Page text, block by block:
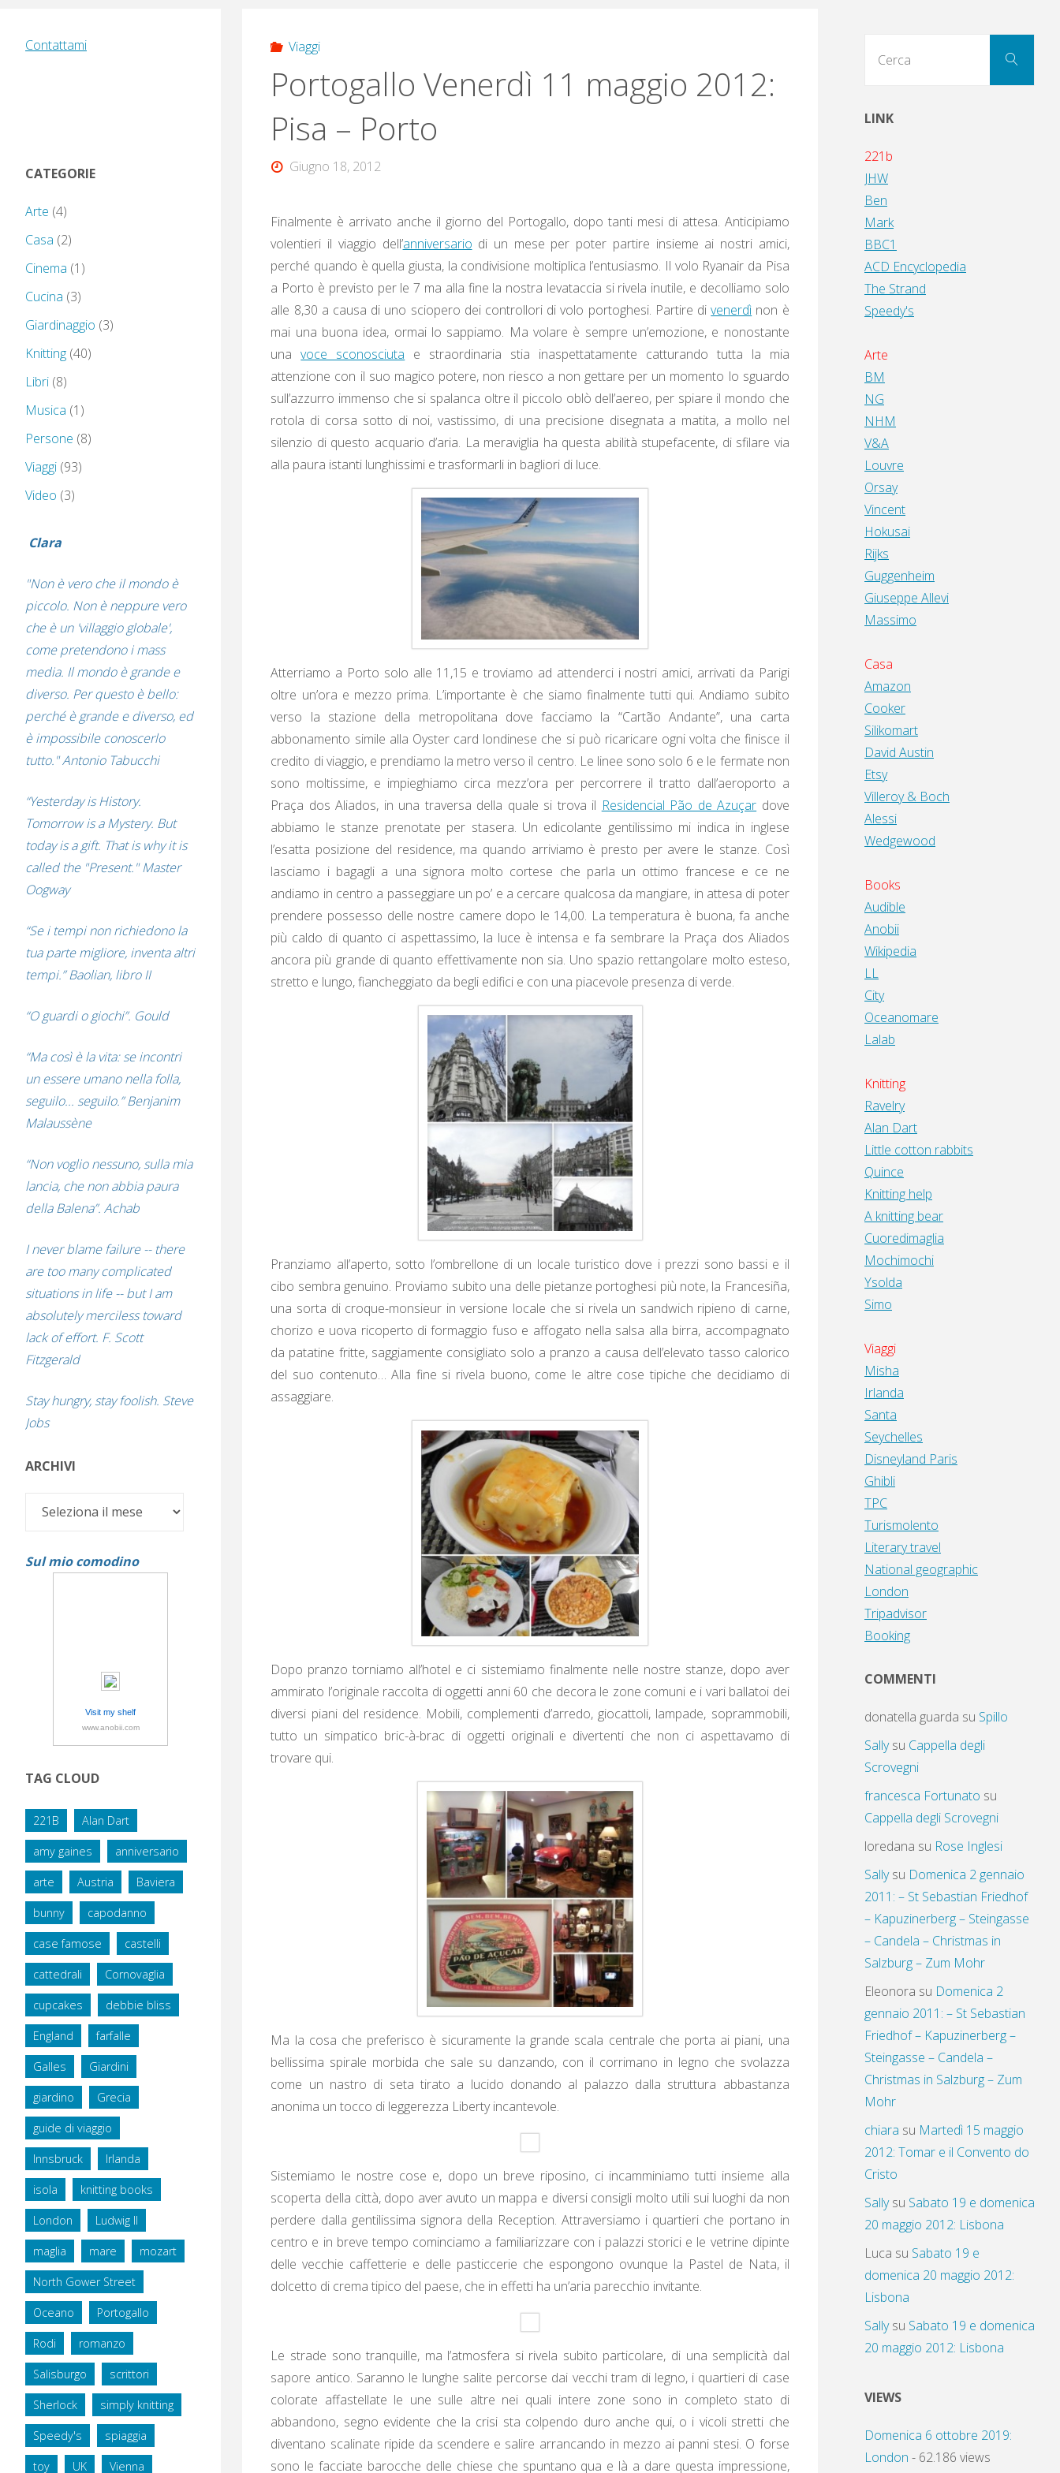
Viaggi
Portogallo Venerdì 11 maggio 2012:
Pisa – Porto
Giugno 18, 2012
Finalmente è arrivato anche il giorno del Portogallo, dopo tanti mesi di attesa. Anticipiamo
volentieri il viaggio dell’anniversario di un mese per poter partire insieme ai nostri amici,
perché quando è quella giusta, la condivisione moltiplica l’entusiasmo. Il volo Ryanair da Pisa
a Porto è previsto per le 7 ma alla fine la nostra levataccia si rivela inutile, e decolliamo solo
alle 8,30 a causa di uno sciopero dei controllori di volo portoghesi. Partire divenerdì non è
mai una buona idea, ormai lo sappiamo. Ma volare è sempre un’emozione, e nonostante
unavoce sconosciuta e straordinaria stia inaspettatamente catturando tutta la mia
attenzione con il suo magico potere, non riesco a non gettare per un momento lo sguardo
sull’azzurro immenso che si spalanca oltre il piccolo oblò dell’aereo, per spiare il mondo che
rotola di corsa sotto di noi, vastissimo, di una precisione disegnata a matita, a mollo nel
silenzio di questo acquario d’aria. La meraviglia ha questa abilità stupefacente, di sfilare via
alla paura istanti lunghissimi e trasformarli in bagliori di luce.
Atterriamo a Porto solo alle 11,15 e troviamo ad attenderci i nostri amici, arrivati da Parigi
oltre un’ora e mezzo prima. L’importante è che siamo finalmente tutti qui. Andiamo subito
verso la stazione della metropolitana dove facciamo la “Cartão Andante”, una carta
abbonamento simile alla Oyster card londinese che si può ricaricare ogni volta che finisce il
credito di viaggio, e prendiamo la metro verso il centro. Le linee sono solo 6 e le fermate non
sono moltissime, e impieghiamo circa mezz’ora per percorrere il tratto dall’aeroporto a
Praça dos Aliados, in una traversa della quale si trova il Residencial Pão de Azuçar dove
abbiamo le stanze prenotate per stasera. Un edicolante gentilissimo mi indica in inglese
l’esatta posizione del residence, ma quando arriviamo è presto per avere le stanze. Così
lasciamo i bagagli a una signora molto cortese che parla un ottimo francese e ce ne
andiamo in centro a passeggiare un po’ e a cercare qualcosa da mangiare, in attesa di poter
prendere possesso delle nostre camere dopo le 14,00. La temperatura è buona, fa anche
più caldo di quanto ci aspettassimo, la luce è intensa e fa sembrare la Praça dos Aliados
ancora più grande di quanto effettivamente non sia. Uno spazio rettangolare molto esteso,
stretto e lungo, fiancheggiato da begli edifici e con una piacevole presenza di verde.
Pranziamo all’aperto, sotto l’ombrellone di un locale turistico dove i prezzi sono bassi e il
cibo sembra genuino. Proviamo subito una delle pietanze portoghesi più note, la Francesiña,
una sorta di croque-monsieur in versione locale che si rivela un sandwich ripieno di carne,
chorizo e uova ricoperto di formaggio fuso e affogato nella salsa alla birra, accompagnato
da patatine fritte, saggiamente consigliato solo a pranzo a causa dell’elevato tasso calorico
del suo contenuto… Alla fine si rivela buono, come le altre cose tipiche che decidiamo di
assaggiare.
Dopo pranzo torniamo all’hotel e ci sistemiamo finalmente nelle nostre stanze, dopo aver
ammirato l’originale raccolta di oggetti anni 60 che decora le zone comuni e i vari ballatoi dei
diversi piani del residence. Mobili, complementi d’arredo, giocattoli, lampade, soprammobili,
tutto un simpatico bric-à-brac di oggetti originali e divertenti che non ci aspettavamo di
trovare qui.
Ma la cosa che preferisco è sicuramente la grande scala centrale che porta ai piani, una
bellissima spirale morbida che sale su danzando, con il corrimano in legno che svolazza
come un nastro di seta tirato a lucido donando al palazzo dalla struttura abbastanza
anonima un tocco di leggerezza Liberty incantevole.
Sistemiamo le nostre cose e, dopo un breve riposino, ci incamminiamo tutti insieme alla
scoperta della città, dopo aver avuto un mappa e diversi consigli molto utili sui luoghi da non
perdere dalla gentilissima signora della Reception. Attraversiamo i quartieri che portano in
centro e in breve tempo cominciamo a familiarizzare con i palazzi storici e le vetrine dipinte
delle vecchie caffetterie e delle pasticcerie che espongono ovunque la Pastel de Nata, il
dolcetto di crema tipico del paese, che in effetti ha un’aria parecchio invitante.
Le strade sono tranquille, ma l’atmosfera si rivela subito particolare, di una semplicità dal
sapore antico. Saranno le lunghe salite percorse dai vecchi tram di legno, i quartieri di case
colorate affastellate le une sulle altre nei quali intere zone sono in completo stato di
abbandono, segno evidente che la crisi sta colpendo duro anche qui, o i vicoli stretti che
diventano scalinate ripide da scendere e salire arrancando in mezzo ai panni stesi. O forse
sono le facciate barocche delle chiese che spuntano qua e là a dare questa impressione,
Contattami
CATEGORIE
Arte (4)
Casa (2)
Cinema (1)
Cucina (3)
Giardinaggio (3)
Knitting (40)
Libri (8)
Musica (1)
Persone (8)
Viaggi (93)
Video (3)
Clara
"Non è vero che il mondo è
piccolo. Non è neppure vero
che è un 'villaggio globale',
come pretendono i mass
media. Il mondo è grande e
diverso. Per questo è bello:
perché è grande e diverso, ed
è impossibile conoscerlo
tutto." Antonio Tabucchi
“Yesterday is History.
Tomorrow is a Mystery. But
today is a gift. That is why it is
called the "Present." Master
Oogway
“Se i tempi non richiedono la
tua parte migliore, inventa altri
tempi.” Baolian, libro II
“O guardi o giochi”. Gould
“Ma così è la vita: se incontri
un essere umano nella folla,
seguilo... seguilo.” Benjanim
Malaussène
“Non voglio nessuno, sulla mia
lancia, che non abbia paura
della Balena”. Achab
I never blame failure -- there
are too many complicated
situations in life -- but I am
absolutely merciless toward
lack of effort. F. Scott
Fitzgerald
Stay hungry, stay foolish. Steve
Jobs
ARCHIVI
Archivi
Sul mio comodino
Visit my shelf
www.anobii.com
TAG CLOUD
221B Alan Dart
amy gaines anniversario
arte Austria Baviera
bunny capodanno
case famose castelli
cattedrali Cornovaglia
cupcakes debbie bliss
England farfalle
Galles Giardini
giardino Grecia
guide di viaggio
Innsbruck Irlanda
isola knitting books
London Ludwig II
maglia mare mozart
North Gower Street
Oceano Portogallo
Rodi romanzo
Salisburgo scrittori
Sherlock simply knitting
Speedy's spiaggia
toy UK Vienna
Cerca
LINK
221b
JHW
Ben
Mark
BBC1
ACD Encyclopedia
The Strand
Speedy's
Arte
BM
NG
NHM
V&A
Louvre
Orsay
Vincent
Hokusai
Rijks
Guggenheim
Giuseppe Allevi
Massimo
Casa
Amazon
Cooker
Silikomart
David Austin
Etsy
Villeroy & Boch
Alessi
Wedgewood
Books
Audible
Anobii
Wikipedia
LL
City
Oceanomare
Lalab
Knitting
Ravelry
Alan Dart
Little cotton rabbits
Quince
Knitting help
A knitting bear
Cuoredimaglia
Mochimochi
Ysolda
Simo
Viaggi
Misha
Irlanda
Santa
Seychelles
Disneyland Paris
Ghibli
TPC
Turismolento
Literary travel
National geographic
London
Tripadvisor
Booking
COMMENTI
donatella guarda su Spillo
Sallysu Cappella degli
Scrovegni
francesca Fortunato su
Cappella degli Scrovegni
loredana su Rose Inglesi
Sallysu Domenica 2 gennaio
2011: – St Sebastian Friedhof
– Kapuzinerberg – Steingasse
– Candela – Christmas in
Salzburg – Zum Mohr
Eleonora su Domenica 2
gennaio 2011: – St Sebastian
Friedhof – Kapuzinerberg –
Steingasse – Candela –
Christmas in Salzburg – Zum
Mohr
chiara su Martedì 15 maggio
2012: Tomar e il Convento do
Cristo
Sallysu Sabato 19 e domenica
20 maggio 2012: Lisbona
Luca su Sabato 19 e
domenica 20 maggio 2012:
Lisbona
Sallysu Sabato 19 e domenica
20 maggio 2012: Lisbona
VIEWS
Domenica 6 ottobre 2019:
London - 62.186 views